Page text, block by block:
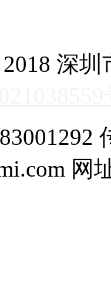
深
网